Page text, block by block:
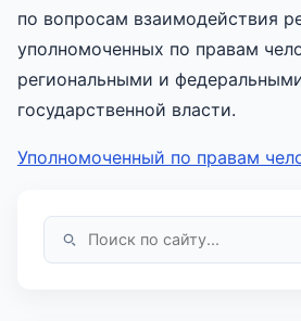
по вопросам взаимодействия
уполномоченных по правам
региональными и
государственной власти.
Уполномоченный по правам